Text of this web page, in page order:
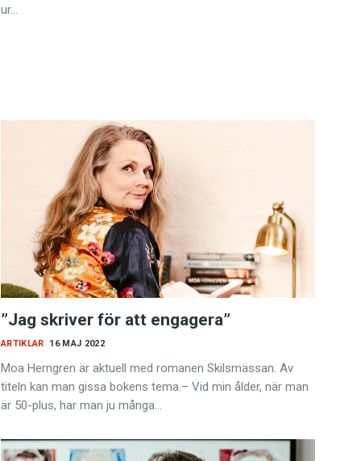
ur…
”Jag skriver för att engagera”
16 MAJ 2022
ARTIKLAR
Moa Herngren är aktuell med romanen Skilsmässan. Av
titeln kan man gissa bokens tema.– Vid min ålder, när man
är 50-plus, har man ju många…